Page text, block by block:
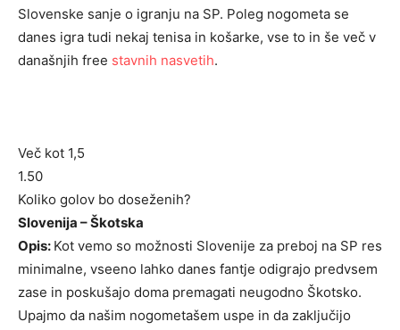
Slovenske sanje o igranju na SP. Poleg nogometa se
danes igra tudi nekaj tenisa in košarke, vse to in še več v
današnjih free stavnih nasvetih.
Več kot 1,5
1.50
Koliko golov bo doseženih?
Slovenija – Škotska
Opis: Kot vemo so možnosti Slovenije za preboj na SP res
minimalne, vseeno lahko danes fantje odigrajo predvsem
zase in poskušajo doma premagati neugodno Škotsko.
Upajmo da našim nogometašem uspe in da zaključijo